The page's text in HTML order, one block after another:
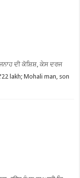
ਦੀ ਕੋਸ਼ਿਸ਼, ਕੇਸ ਦਰਜ
lakh; Mohali man, son